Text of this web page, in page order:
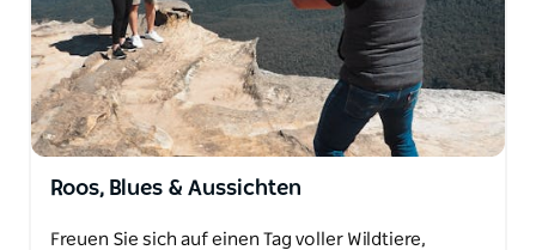
Sydney oder in einer Brauerei ganz in der Nähe des
Geschehens.
Roos, Blues & Aussichten
Freuen Sie sich auf einen Tag voller Wildtiere,